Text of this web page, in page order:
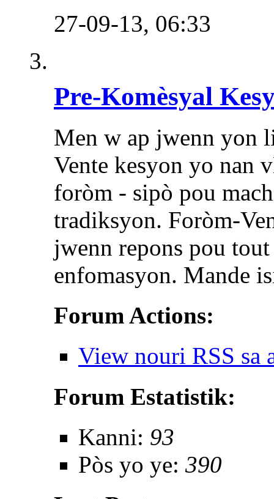
27-09-13, 06:33
Pre-Komèsyal
Men w ap jwenn yon
Vente kesyon yo nan
foròm - sipò pou
tradiksyon. Foròm-
jwenn repons pou
enfomasyon. Mande
Forum Actions:
View nouri RSS sa
Forum Estatistik:
Kanni: 93
Pòs yo ye: 390